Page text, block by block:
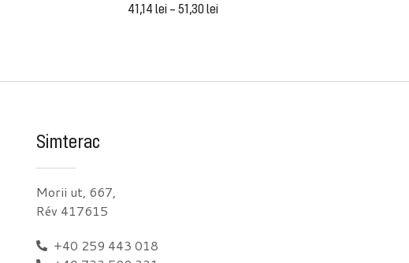
41,14 lei – 51,30 lei
Simterac
Morii ut, 667,
Rév 417615
+40 259 443 018